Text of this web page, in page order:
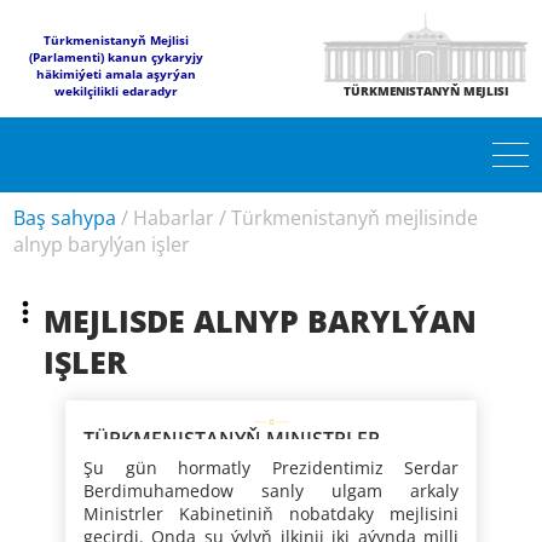
Türkmenistanyň Mejlisi
(Parlamenti) kanun çykaryjy
häkimiýeti amala aşyrýan
wekilçilikli edaradyr
TÜRKMENISTANYŇ MEJLISI
Baş sahypa / Habarlar /Türkmenistanyň mejlisinde
alnyp barylýan işler
MEJLISDE ALNYP BARYLÝAN
IŞLER
TÜRKMENISTANYŇ MINISTRLER
KABINETINIŇ MEJLISI
Şu gün hormatly Prezidentimiz Serdar
Berdimuhamedow sanly ulgam arkaly
Ministrler Kabinetiniň nobatdaky mejlisini
geçirdi. Onda şu ýylyň ilkinji iki aýynda milli